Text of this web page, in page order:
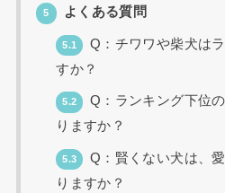
5 よくある質問
5.1
Q：チワワや柴犬は
すか？
5.2
Q：ランキング下位
りますか？
5.3
Q：賢くない犬は、
りますか？